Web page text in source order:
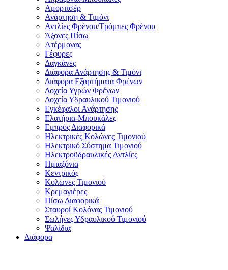
Αμορτισέρ
Ανάρτηση & Τιμόνι
Αντλίες Φρένου/Τρόμπες Φρένου
Άξονες Πίσω
Ατέρμονας
Γέφυρες
Δαγκάνες
Διάφορα Ανάρτησης & Τιμόνι
Διάφορα Εξαρτήματα Φρένων
Δοχεία Υγρών Φρένων
Δοχεία Υδραυλικού Τιμονιού
Εγκέφαλοι Ανάρτησης
Ελατήρια-Μπουκάλες
Εμπρός Διαφορικά
Ηλεκτρικές Κολώνες Τιμονιού
Ηλεκτρικό Σύστημα Τιμονιού
Ηλεκτροϋδραυλικές Αντλίες
Ημιαξόνια
Κεντρικός
Κολώνες Τιμονιού
Κρεμαγιέρες
Πίσω Διαφορικά
Σταυροί Κολόνας Τιμονιού
Σωλήνες Υδραυλικού Τιμονιού
Ψαλίδια
Διάφορα